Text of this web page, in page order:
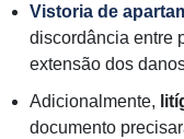
Vistoria de
discordância entre
extensão dos
Adicionalmente,
documento